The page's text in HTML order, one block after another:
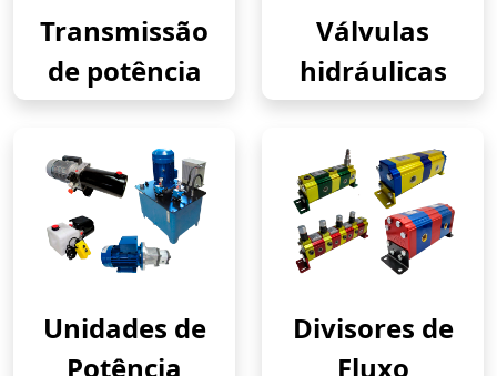
Transmissão
de potência
Válvulas
hidráulicas
Unidades de
Potência
Divisores de
Fluxo